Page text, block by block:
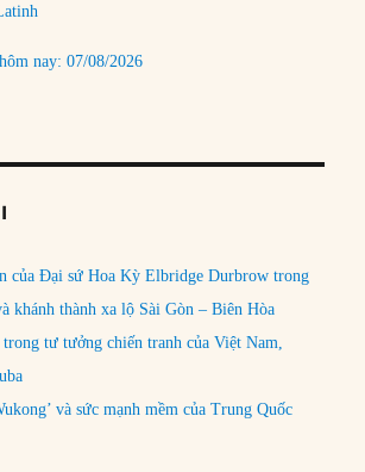
nay: 07/08/2026
của Đại sứ Hoa Kỳ Elbridge Durbrow trong
khánh thành xa lộ Sài Gòn – Biên Hòa
tư tưởng chiến tranh của Việt Nam,
và sức mạnh mềm của Trung Quốc